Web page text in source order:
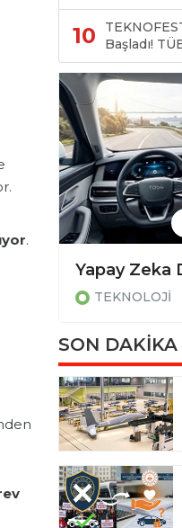
.
10
Başladı!
TEKNOLOJİ
SON